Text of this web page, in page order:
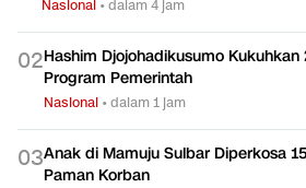
Nasional •dalam 4 jam
02Hashim Djojohadikusumo
Program Pemerintah
Nasional •dalam 1 jam
03Anak di Mamuju Sulbar Diperkosa
Paman Korban